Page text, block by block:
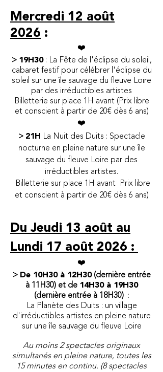
Mercredi 12 août
2026 :
​❤️
> 19H30: La Fête de l'éclipse du soleil,
cabaret festif pour célébrer l'éclipse du
soleil sur une île sauvage du fleuve Loire
par des irréductibles artistes
Billetterie sur place 1H avant (Prix libre
et conscient à partir de 20€ dès 6 ans)
​❤️
> 21H
La Nuit des Duits : Spectacle
nocturne en pleine nature sur une île
sauvage du fleuve Loire par des
irréductibles artistes.
Billetterie sur place 1H avant Prix libre
et conscient à partir de 20€ dès 6 ans)
Du Jeudi 13 août au
Lundi 17 août 2026 :
​❤️
> De 10H30 à 12H30(dernière entrée
à 11H30) et de 14H30 à 19H30
(dernière entrée à 18H30) :
La Planète des Duits : un village
d'irréductibles artistes en pleine nature
sur une île sauvage du fleuve Loire
Au moins 2 spectacles originaux
simultanés en pleine nature, toutes les
15 minutes en continu. (8 spectacles